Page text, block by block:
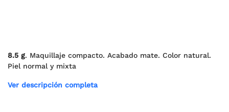
8.5 g. Maquillaje compacto. Acabado mate. Color natural.
Piel normal y mixta
Ver descripción completa